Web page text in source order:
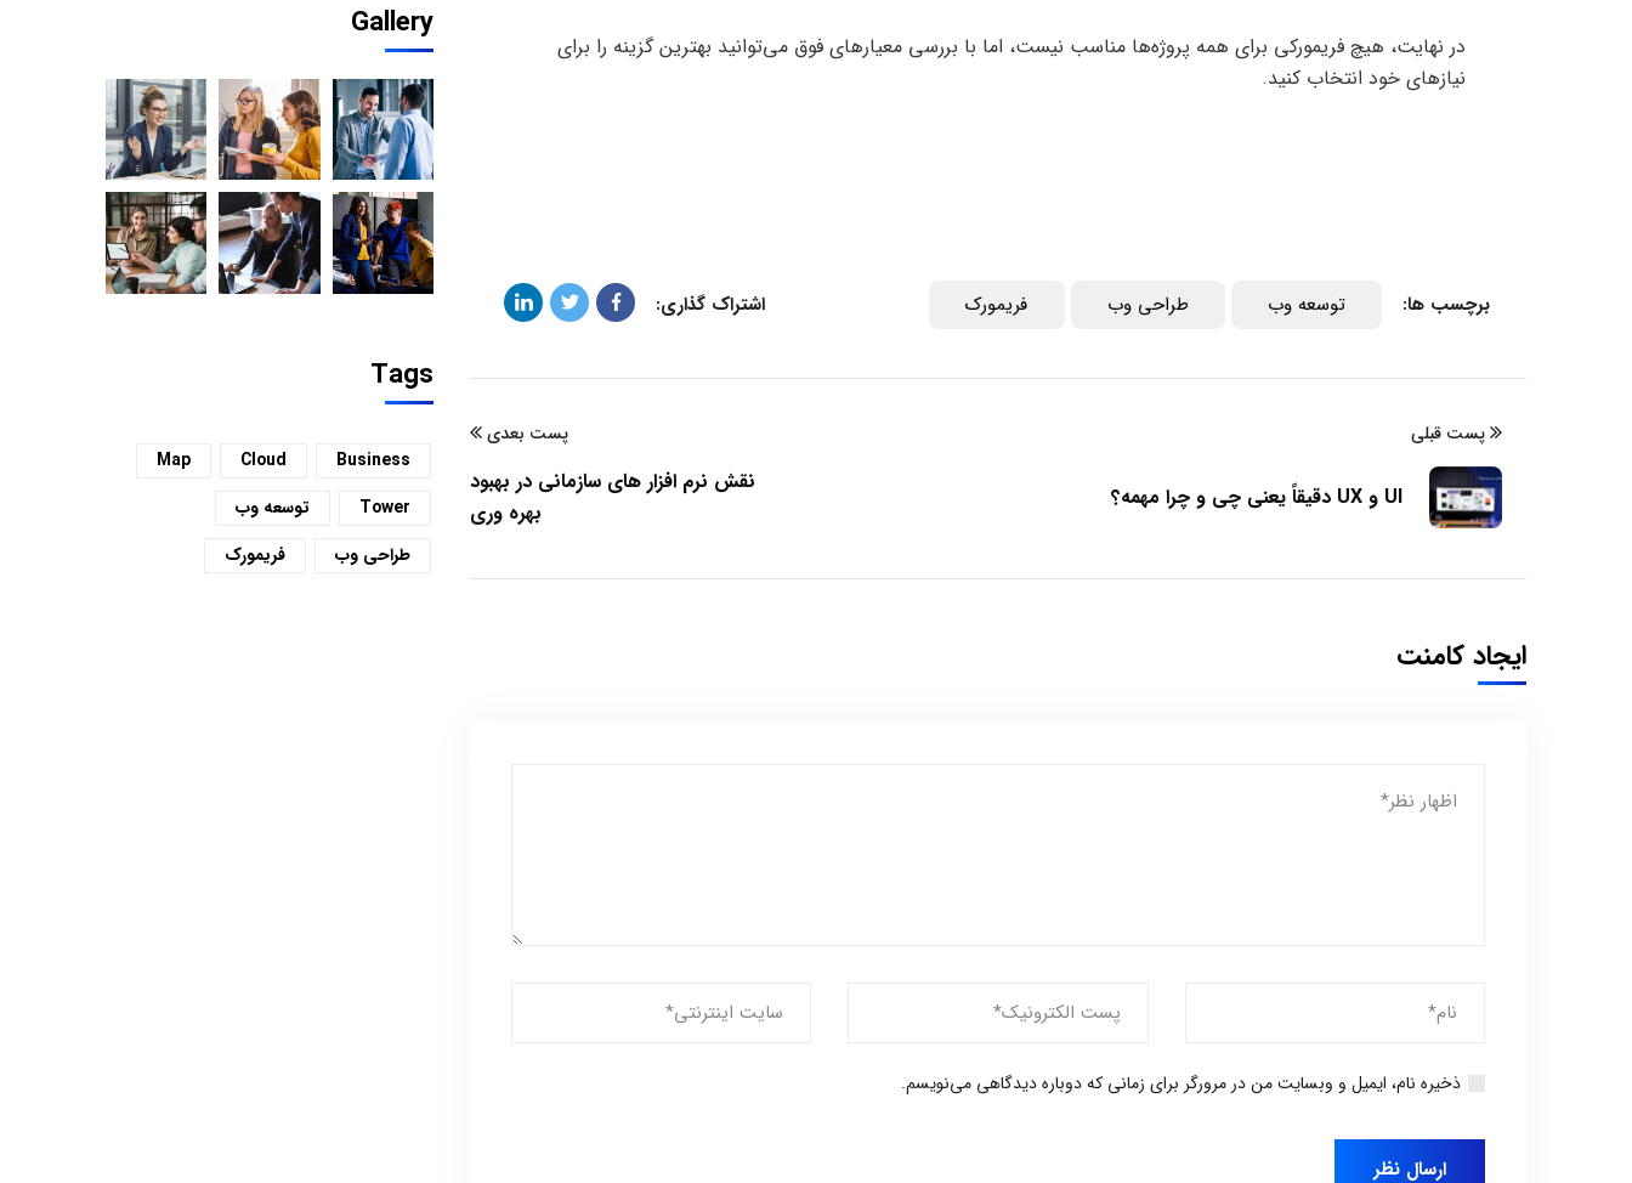
در نهایت، هیچ فریمورکی برای همه پروژه‌ها مناسب نیست، اما با بررسی معیارهای فوق می‌توانید بهترین گزینه را برای
نیازهای خود انتخاب کنید.
برچسب ها: توسعه وب طراحی وب فریمورک اشتراک گذاری:
پست قبلی
UI و UX دقیقاً یعنی چی و چرا مهمه؟
پست بعدی
نقش نرم افزار های سازمانی در بهبود
بهره وری
ایجاد کامنت
ذخیره نام، ایمیل و وبسایت من در مرورگر برای زمانی که دوباره دیدگاهی می‌نویسم.
Gallery
Tags
Business
Cloud
Map
Tower
توسعه وب
طراحی وب
فریمورک